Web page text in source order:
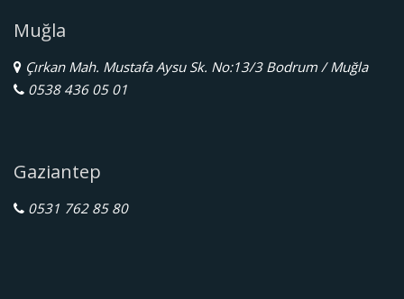
Muğla
Çırkan Mah. Mustafa Aysu Sk. No:13/3 Bodrum / Muğla
0538 436 05 01
Gaziantep
0531 762 85 80